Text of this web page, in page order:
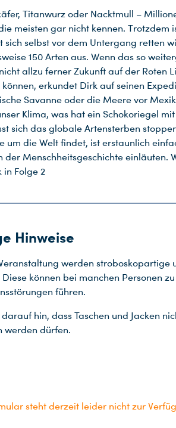
Titanwurz oder Nacktmull –
meisten gar nicht kennen. Trotzdem
sich selbst vor dem Untergang retten
150 Arten aus. Wenn das so
allzu ferner Zukunft auf der Roten
erkundet Dirk auf seinen
Savanne oder die Meere vor
Klima, was hat ein Schokoriegel
sich das globale Artensterben
um die Welt findet, ist erstaunlich
der Menschheitsgeschichte einläuten.
Folge 2
Hinweise
werden stroboskopartige
können bei manchen Personen
führen.
hin, dass Taschen und Jacken
werden dürfen.
steht derzeit leider nicht zur